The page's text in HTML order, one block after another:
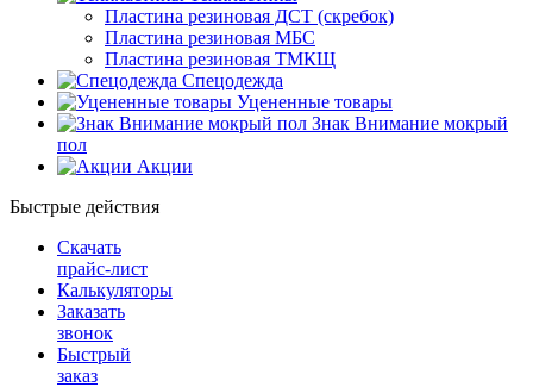
Пластина резиновая ДСТ (скребок)
Пластина резиновая МБС
Пластина резиновая ТМКЩ
Спецодежда
Уцененные товары
Знак Внимание мокрый
пол
Акции
Быстрые действия
Скачать
прайс-лист
Калькуляторы
Заказать
звонок
Быстрый
заказ